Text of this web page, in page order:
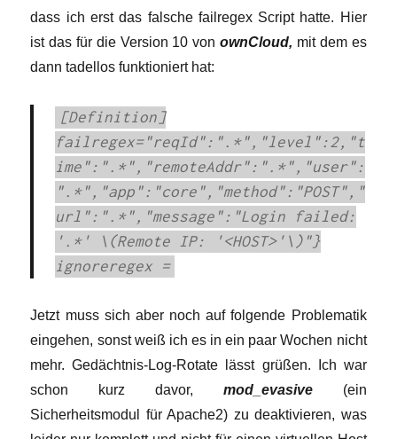
dass ich erst das falsche failregex Script hatte. Hier
ist das für die Version 10 vonownCloud, mit dem es
dann tadellos funktioniert hat:
[Definition]
failregex="reqId":".*","level":2,"t
ime":".*","remoteAddr":".*","user":
".*","app":"core","method":"POST","
url":".*","message":"Login failed:
'.*' \(Remote IP: '<HOST>'\)"}
ignoreregex =
Jetzt muss sich aber noch auf folgende Problematik
eingehen, sonst weiß ich es in ein paar Wochen nicht
mehr. Gedächtnis-Log-Rotate lässt grüßen. Ich war
schon kurz davor, mod_evasive(ein
Sicherheitsmodul für Apache2) zu deaktivieren, was